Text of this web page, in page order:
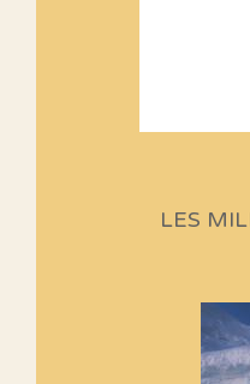
Sortides
Si no
cosa hem
LES